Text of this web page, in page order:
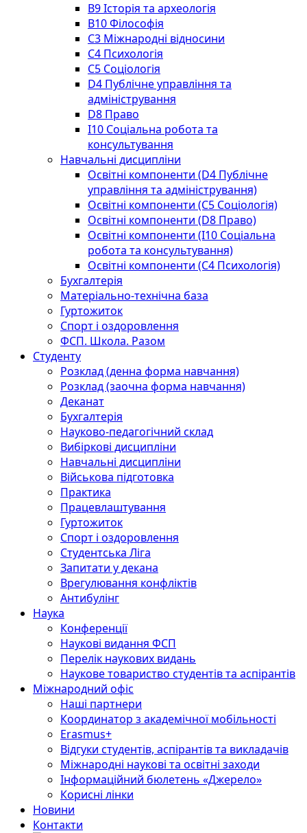
B9 Історія та археологія
B10 Філософія
C3 Міжнародні відносини
C4 Психологія
С5 Соціологія
D4 Публічне управління та
адміністрування
D8 Право
I10 Соціальна робота та
консультування
Навчальні дисципліни
Освітні компоненти (D4 Публічне
управління та адміністрування)
Освітні компоненти (С5 Соціологія)
Освітні компоненти (D8 Право)
Освітні компоненти (I10 Соціальна
робота та консультування)
Освітні компоненти (С4 Психологія)
Бухгалтерія
Матеріально-технічна база
Гуртожиток
Спорт і оздоровлення
ФСП. Школа. Разом
Студенту
Розклад (денна форма навчання)
Розклад (заочна форма навчання)
Деканат
Бухгалтерія
Науково-педагогічний склад
Вибіркові дисципліни
Навчальні дисципліни
Військова підготовка
Практика
Працевлаштування
Гуртожиток
Спорт і оздоровлення
Студентська Ліга
Запитати у декана
Врегулювання конфліктів
Антибулінг
Наука
Конференції
Наукові видання ФСП
Перелік наукових видань
Наукове товариство студентів та аспірантів
Міжнародний офіс
Наші партнери
Координатор з академічної мобільності
Erasmus+
Відгуки студентів, аспірантів та викладачів
Міжнародні наукові та освітні заходи
Інформаційний бюлетень «Джерело»
Корисні лінки
Новини
Контакти